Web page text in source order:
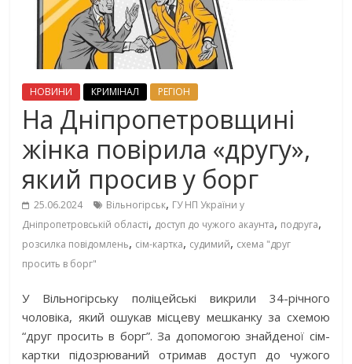
НОВИНИ КРИМІНАЛ РЕГІОН
На Дніпропетровщині
жінка повірила «другу»,
який просив у борг
25.06.2024 Вільногірськ, ГУ НП України у
Дніпропетровській області, доступ до чужого акаунта, подруга,
розсилка повідомлень, сім-картка, судимий, схема "друг
просить в борг"
У Вільногірську поліцейські викрили 34-річного
чоловіка, який ошукав місцеву мешканку за схемою
“друг просить в борг”. За допомогою знайденої сім-
картки підозрюваний отримав доступ до чужого